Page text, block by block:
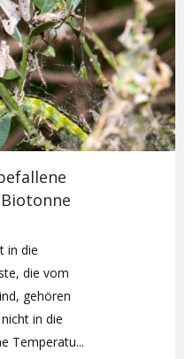
in die
die vom
gehören
in die
Temperatu...